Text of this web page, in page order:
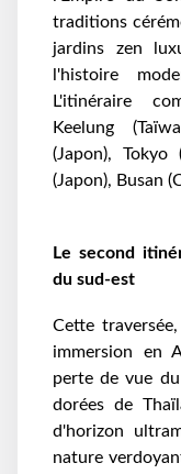
traditions
jardins zen
l'histoire
L'itinéraire
Keelung
(Japon), Tokyo
(Japon), Busan
Le second
du sud-est
Cette
immersion en
perte de vue
dorées de
d'horizon
nature